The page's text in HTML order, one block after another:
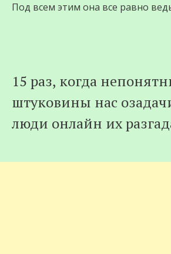
Под всем этим она все равно
15 раз, когда
штуковины нас
люди онлайн их